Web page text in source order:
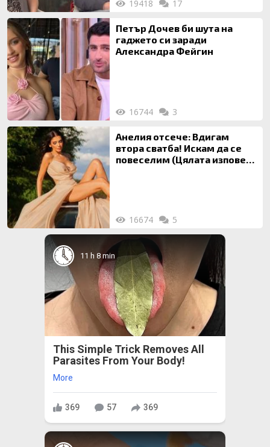
19418 17
Петър Дочев би шута на
гаджето си заради
Александра Фейгин
16744 3
Анелия отсече: Вдигам
втора сватба! Искам да се
повеселим (Цялата изповед
16674 5
11 h 8 min
This Simple Trick Removes All
Parasites From Your Body!
More
369 57 369